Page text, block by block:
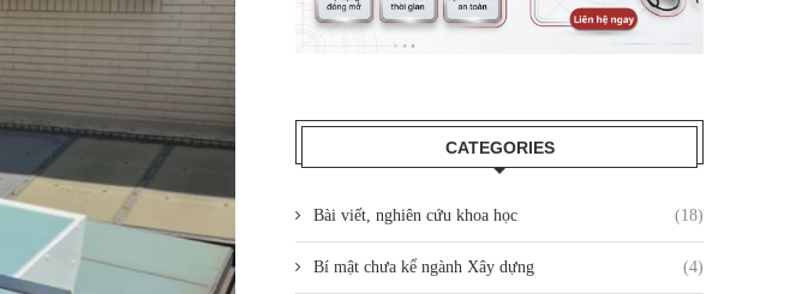
CATEGORIES
Bài viết, nghiên cứu khoa học (18)
Bí mật chưa kể ngành Xây dựng (4)